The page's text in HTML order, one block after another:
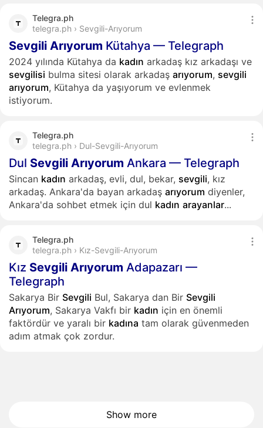
Telegra.ph
telegra.ph › Sevgili-Arıyorum
Sevgili Arıyorum Kütahya — Telegraph
2024 yılında Kütahya da kadın arkadaş kız arkadaşı ve
sevgilisi bulma sitesi olarak arkadaş arıyorum, sevgili
arıyorum, Kütahya da yaşıyorum ve evlenmek
istiyorum.
Telegra.ph
telegra.ph › Dul-Sevgili-Arıyorum
Dul Sevgili Arıyorum Ankara — Telegraph
Sincan kadın arkadaş, evli, dul, bekar, sevgili, kız
arkadaş. Ankara'da bayan arkadaş arıyorum diyenler,
Ankara'da sohbet etmek için dul kadın arayanlar...
Telegra.ph
telegra.ph › Kız-Sevgili-Arıyorum
Kız Sevgili Arıyorum Adapazarı —
Telegraph
Sakarya Bir Sevgili Bul, Sakarya dan Bir Sevgili
Arıyorum, Sakarya Vakfı bir kadın için en önemli
faktördür ve yaralı bir kadına tam olarak güvenmeden
adım atmak çok zordur.
Show more